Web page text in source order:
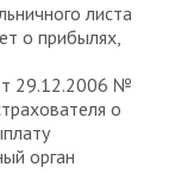
листа
о прибылях,
29.12.2006 №
о
орган